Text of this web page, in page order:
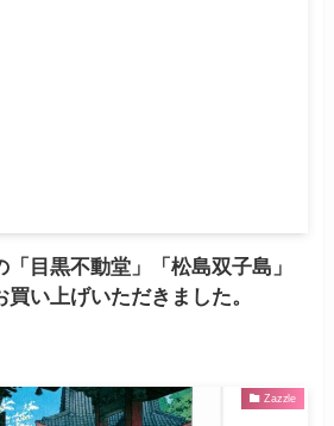
目黒不動堂」「松島双子島」
い上げいただきました。
Zazzle